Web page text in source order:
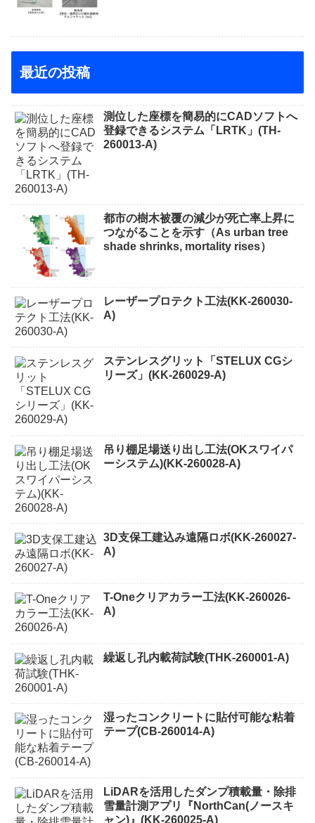
最近の投稿
測位した座標を簡易的にCADソフトへ
登録できるシステム「LRTK」(TH-
260013-A)
都市の樹木被覆の減少が死亡率上昇に
つながることを示す（As urban tree
shade shrinks, mortality rises）
レーザープロテクト⼯法(KK-260030-
A)
ステンレスグリット「STELUX CGシ
リーズ」(KK-260029-A)
吊り棚足場送り出し工法(OKスワイパ
ーシステム)(KK-260028-A)
3D支保工建込み遠隔ロボ(KK-260027-
A)
T-Oneクリアカラー工法(KK-260026-
A)
繰返し孔内載荷試験(THK-260001-A)
湿ったコンクリートに貼付可能な粘着
テープ(CB-260014-A)
LiDARを活用したダンプ積載量・除排
雪量計測アプリ『NorthCan(ノースキ
ャン)』(KK-260025-A)